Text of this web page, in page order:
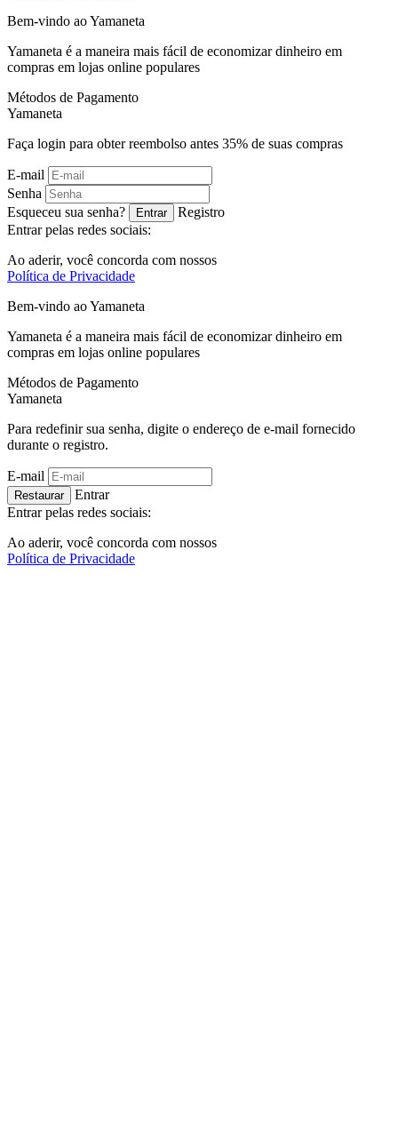
Bem-vindo aoYamaneta
Yamaneta é a maneira mais fácil de economizar dinheiro em
compras em lojas online populares
Métodos de Pagamento
Yamaneta
Faça login para obter reembolso antes 35% de suas compras
E-mail
Senha
Esqueceu sua senha?
Entrar
Registro
Entrar pelas redes sociais:
Ao aderir, você concorda com nossos
Política de Privacidade
Bem-vindo aoYamaneta
Yamaneta é a maneira mais fácil de economizar dinheiro em
compras em lojas online populares
Métodos de Pagamento
Yamaneta
Para redefinir sua senha, digite o endereço de e-mail fornecido
durante o registro.
E-mail
Restaurar
Entrar
Entrar pelas redes sociais:
Ao aderir, você concorda com nossos
Política de Privacidade